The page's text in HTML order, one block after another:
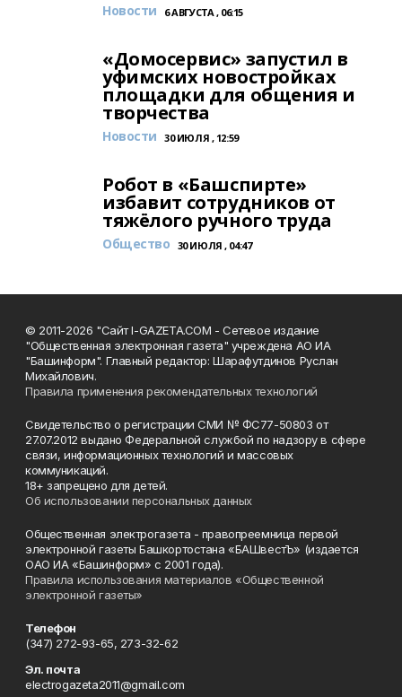
Новости 6 АВГУСТА , 06:15
«Домосервис» запустил в
уфимских новостройках
площадки для общения и
творчества
Новости 30 ИЮЛЯ , 12:59
Робот в «Башспирте»
избавит сотрудников от
тяжёлого ручного труда
Общество 30 ИЮЛЯ , 04:47
© 2011-2026 "Сайт I-GAZETA.COM - Сетевое издание
"Общественная электронная газета" учреждена АО ИА
"Башинформ". Главный редактор: Шарафутдинов Руслан
Михайлович.
Правила применения рекомендательных технологий
Свидетельство о регистрации СМИ № ФС77-50803 от
27.07.2012 выдано Федеральной службой по надзору в сфере
связи, информационных технологий и массовых
коммуникаций.
18+ запрещено для детей.
Об использовании персональных данных
Общественная электрогазета - правопреемница первой
электронной газеты Башкортостана «БАШвестЪ» (издается
ОАО ИА «Башинформ» с 2001 года).
Правила использования материалов «Общественной
электронной газеты»
Телефон
(347) 272-93-65, 273-32-62
Эл. почта
electrogazeta2011@gmail.com